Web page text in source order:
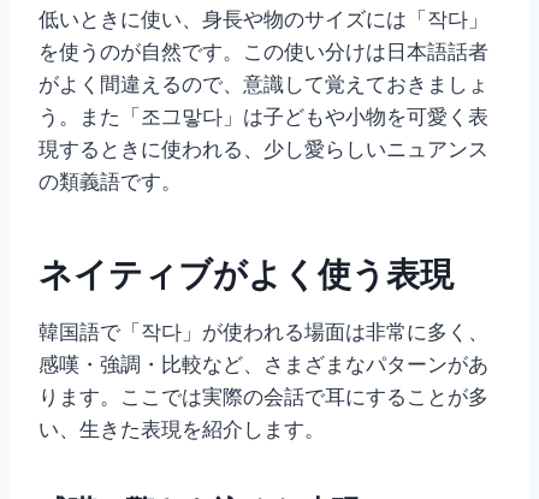
低いときに使い、身長や物のサイズには「작다」
を使うのが自然です。この使い分けは日本語話者
がよく間違えるので、意識して覚えておきましょ
う。また「조그맣다」は子どもや小物を可愛く表
現するときに使われる、少し愛らしいニュアンス
の類義語です。
ネイティブがよく使う表現
韓国語で「작다」が使われる場面は非常に多く、
感嘆・強調・比較など、さまざまなパターンがあ
ります。ここでは実際の会話で耳にすることが多
い、生きた表現を紹介します。